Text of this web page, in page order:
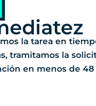
la tarea en
tramitamos la
en menos de 48